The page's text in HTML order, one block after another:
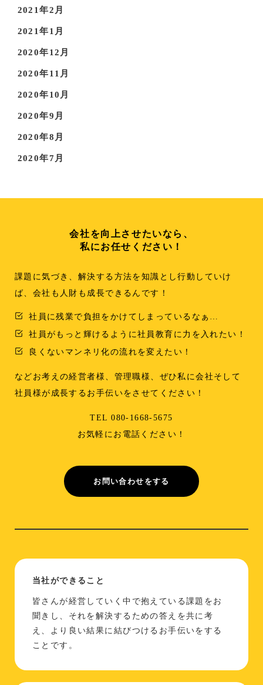
2021年2月
2021年1月
2020年12月
2020年11月
2020年10月
2020年9月
2020年8月
2020年7月
会社を向上させたいなら、
私にお任せください！
課題に気づき、解決する方法を知識とし行動していけ
ば、会社も人財も成長できるんです！
社員に残業で負担をかけてしまっているなぁ…
社員がもっと輝けるように社員教育に力を入れたい！
良くないマンネリ化の流れを変えたい！
などお考えの経営者様、管理職様、ぜひ私に会社そして
社員様が成長するお手伝いをさせてください！
TEL 080-1668-5675
お気軽にお電話ください！
お問い合わせをする
当社ができること
皆さんが経営していく中で抱えている課題をお
聞きし、それを解決するための答えを共に考
え、より良い結果に結びつけるお手伝いをする
ことです。